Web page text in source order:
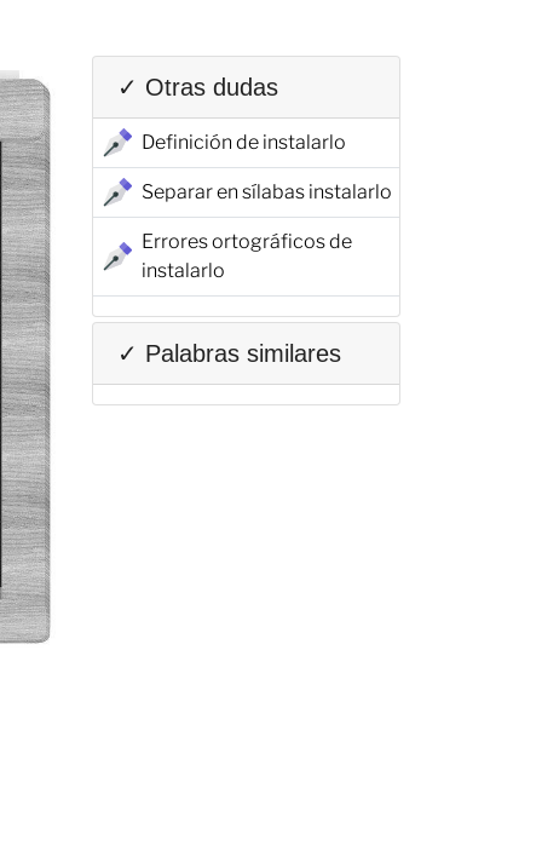
✓ Otras dudas
Definición de instalarlo
Separar en sílabas instalarlo
Errores ortográficos de
instalarlo
✓ Palabras similares